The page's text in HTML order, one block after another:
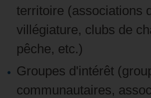
territoire (associations
villégiature, clubs de
pêche, etc.)
Groupes d'intérêt
communautaires,